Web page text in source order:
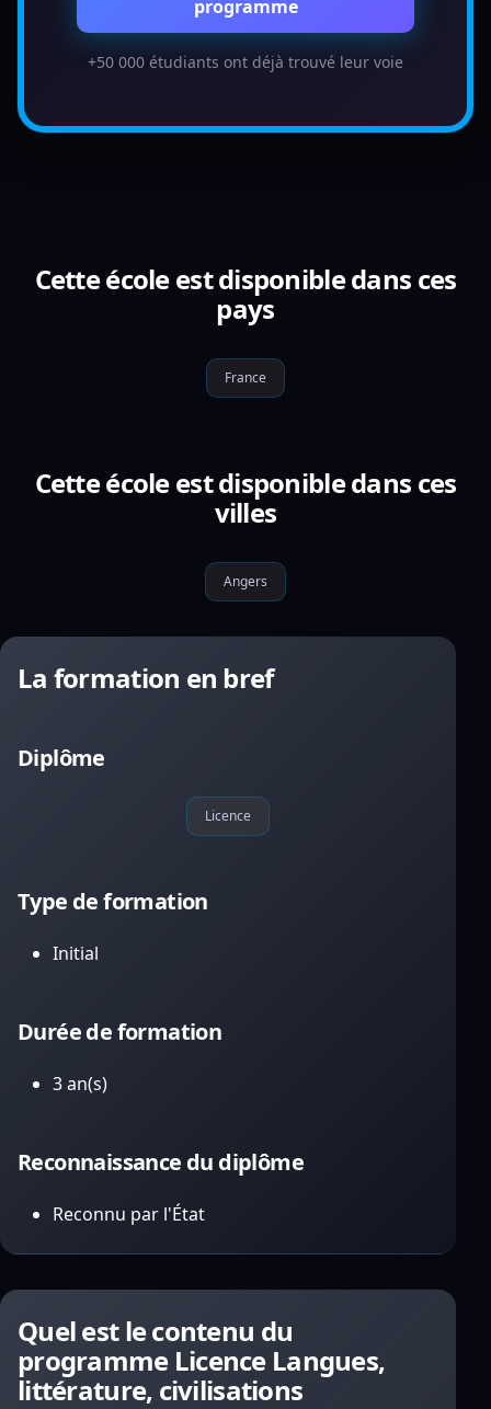
programme
+50 000 étudiants ont déjà trouvé leur voie
Cette école est disponible dans ces
pays
France
Cette école est disponible dans ces
villes
Angers
La formation en bref
Diplôme
Licence
Type de formation
Initial
Durée de formation
3 an(s)
Reconnaissance du diplôme
Reconnu par l'État
Quel est le contenu du
programme Licence Langues,
littérature, civilisations